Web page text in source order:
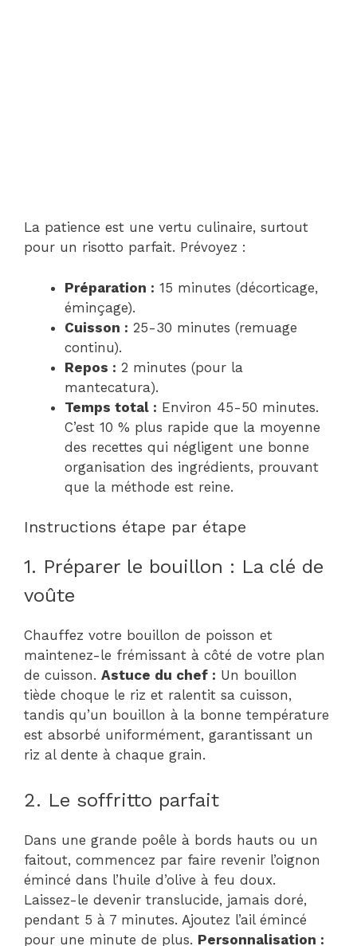
La patience est une vertu culinaire, surtout
pour un risotto parfait. Prévoyez :
Préparation : 15 minutes (décorticage,
éminçage).
Cuisson : 25-30 minutes (remuage
continu).
Repos : 2 minutes (pour la
mantecatura).
Temps total : Environ 45-50 minutes.
C’est 10 % plus rapide que la moyenne
des recettes qui négligent une bonne
organisation des ingrédients, prouvant
que la méthode est reine.
Instructions étape par étape
1. Préparer le bouillon : La clé de
voûte
Chauffez votre bouillon de poisson et
maintenez-le frémissant à côté de votre plan
de cuisson. Astuce du chef : Un bouillon
tiède choque le riz et ralentit sa cuisson,
tandis qu’un bouillon à la bonne température
est absorbé uniformément, garantissant un
riz al dente à chaque grain.
2. Le soffritto parfait
Dans une grande poêle à bords hauts ou un
faitout, commencez par faire revenir l’oignon
émincé dans l’huile d’olive à feu doux.
Laissez-le devenir translucide, jamais doré,
pendant 5 à 7 minutes. Ajoutez l’ail émincé
pour une minute de plus. Personnalisation :